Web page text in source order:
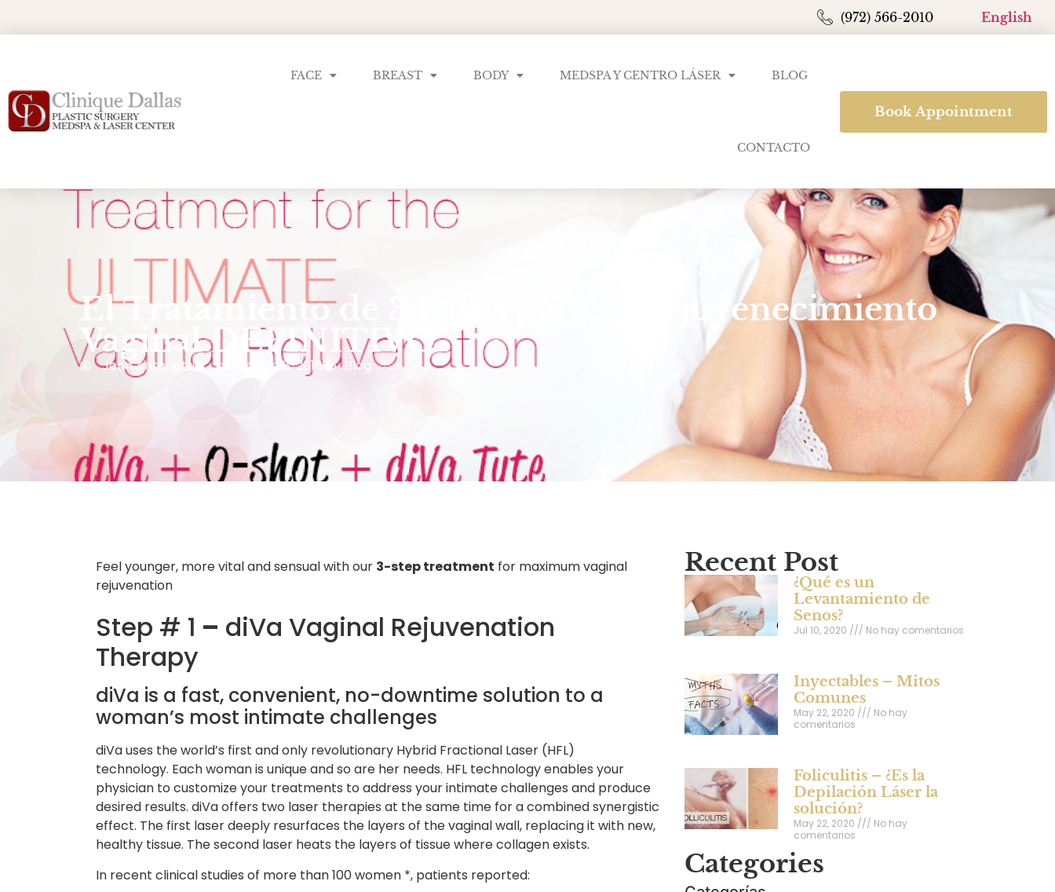
(972) 566-2010 English
FACE BREAST BODY MEDSPA Y CENTRO LÁSER BLOG
CONTACTO
Book Appointment
El Tratamiento de 3 Pasos para el Rejuvenecimiento
Vaginal DEFINITIVO
John Antonetti diciembre 8, 2016 Blog
Feel younger, more vital and sensual with our 3-step treatment for maximum vaginal
rejuvenation
Step # 1 – diVa Vaginal Rejuvenation
Therapy
diVa is a fast, convenient, no-downtime solution to a
woman’s most intimate challenges
diVa uses the world’s first and only revolutionary Hybrid Fractional Laser (HFL)
technology. Each woman is unique and so are her needs. HFL technology enables your
physician to customize your treatments to address your intimate challenges and produce
desired results. diVa offers two laser therapies at the same time for a combined synergistic
effect. The first laser deeply resurfaces the layers of the vaginal wall, replacing it with new,
healthy tissue. The second laser heats the layers of tissue where collagen exists.
In recent clinical studies of more than 100 women *, patients reported:
Recent Post
¿Qué es un
Levantamiento de
Senos?
Jul 10, 2020 No hay comentarios
Inyectables – Mitos
Comunes
May 22, 2020
No hay
comentarios
Foliculitis – ¿Es la
Depilación Láser la
solución?
May 22, 2020
No hay
comentarios
Categories